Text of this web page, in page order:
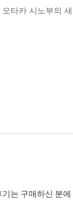
타카 시노부의
는 구매하신 분에